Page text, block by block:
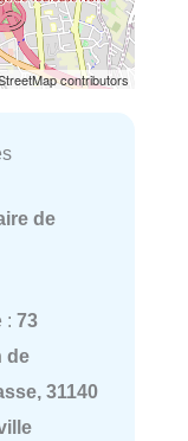
contributors
de
: 73
de
31140